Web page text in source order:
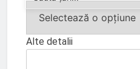
Alte detalii